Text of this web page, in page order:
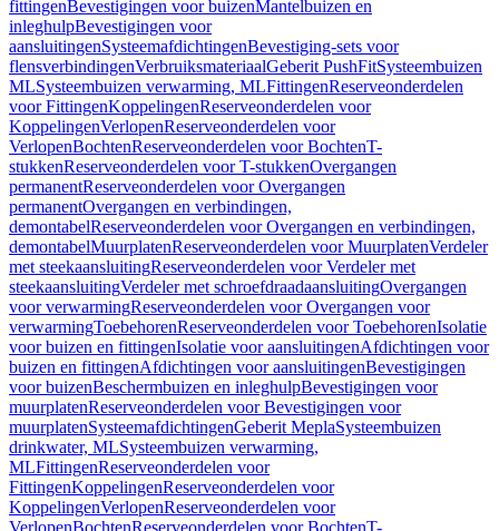
fittingenBevestigingen voor buizenMantelbuizen en
inleghulpBevestigingen voor
aansluitingenSysteemafdichtingenBevestiging-sets voor
flensverbindingenVerbruiksmateriaalGeberit PushFitSysteembuizen
MLSysteembuizen verwarming, MLFittingenReserveonderdelen
voor FittingenKoppelingenReserveonderdelen voor
KoppelingenVerlopenReserveonderdelen voor
VerlopenBochtenReserveonderdelen voor BochtenT-
stukkenReserveonderdelen voor T-stukkenOvergangen
permanentReserveonderdelen voor Overgangen
permanentOvergangen en verbindingen,
demontabelReserveonderdelen voor Overgangen en verbindingen,
demontabelMuurplatenReserveonderdelen voor MuurplatenVerdeler
met steekaansluitingReserveonderdelen voor Verdeler met
steekaansluitingVerdeler met schroefdraadaansluitingOvergangen
voor verwarmingReserveonderdelen voor Overgangen voor
verwarmingToebehorenReserveonderdelen voor ToebehorenIsolatie
voor buizen en fittingenIsolatie voor aansluitingenAfdichtingen voor
buizen en fittingenAfdichtingen voor aansluitingenBevestigingen
voor buizenBeschermbuizen en inleghulpBevestigingen voor
muurplatenReserveonderdelen voor Bevestigingen voor
muurplatenSysteemafdichtingenGeberit MeplaSysteembuizen
drinkwater, MLSysteembuizen verwarming,
MLFittingenReserveonderdelen voor
FittingenKoppelingenReserveonderdelen voor
KoppelingenVerlopenReserveonderdelen voor
VerlopenBochtenReserveonderdelen voor BochtenT-